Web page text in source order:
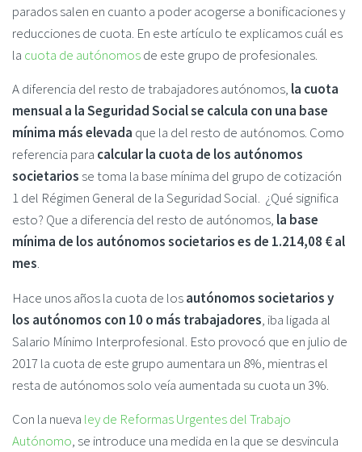
parados salen en cuanto a poder acogerse a bonificaciones y
reducciones de cuota. En este artículo te explicamos cuál es
la cuota de autónomosde este grupo de profesionales.
A diferencia del resto de trabajadores autónomos, la cuota
mensual a la Seguridad Social se calcula con una base
mínima más elevada que la del resto de autónomos. Como
referencia para calcular la cuota de los autónomos
societarios se toma la base mínima del grupo de cotización
1 del Régimen General de la Seguridad Social. ¿Qué significa
esto? Que a diferencia del resto de autónomos, la base
mínima de los autónomos societarios es de 1.214,08 € al
mes.
Hace unos años la cuota de losautónomos societarios y
los autónomos con 10 o más trabajadores, iba ligada al
Salario Mínimo Interprofesional. Esto provocó que en julio de
2017 la cuota de este grupo aumentara un 8%, mientras el
resta de autónomos solo veía aumentada su cuota un 3%.
Con la nueva ley de Reformas Urgentes del Trabajo
Autónomo, se introduce una medida en la que se desvincula